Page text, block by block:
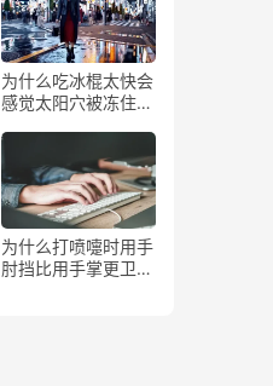
为什么吃冰棍太快会
感觉太阳穴被冻住了
为什么打喷嚏时用手
肘挡比用手掌更卫